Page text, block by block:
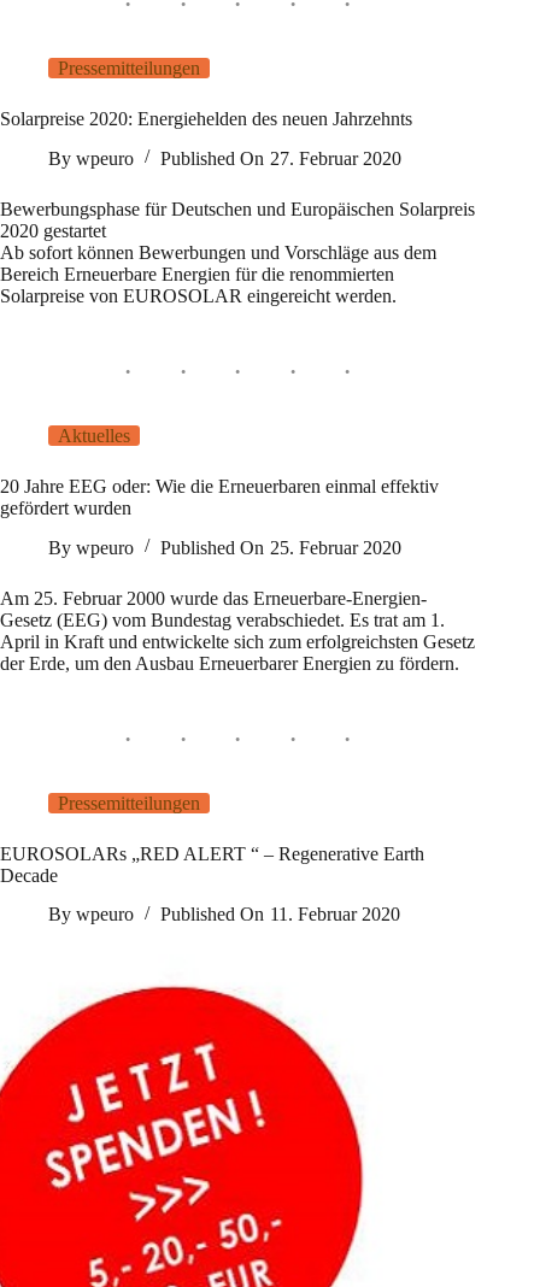
Pressemitteilungen
Solarpreise 2020: Energiehelden des neuen Jahrzehnts
By wpeuro Published On 27. Februar 2020
Bewerbungsphase für Deutschen und Europäischen Solarpreis
2020 gestartet
Ab sofort können Bewerbungen und Vorschläge aus dem
Bereich Erneuerbare Energien für die renommierten
Solarpreise von EUROSOLAR eingereicht werden.
Aktuelles
20 Jahre EEG oder: Wie die Erneuerbaren einmal effektiv
gefördert wurden
By wpeuro Published On 25. Februar 2020
Am 25. Februar 2000 wurde das Erneuerbare-Energien-
Gesetz (EEG) vom Bundestag verabschiedet. Es trat am 1.
April in Kraft und entwickelte sich zum erfolgreichsten Gesetz
der Erde, um den Ausbau Erneuerbarer Energien zu fördern.
Pressemitteilungen
EUROSOLARs „RED ALERT “ – Regenerative Earth
Decade
By wpeuro Published On 11. Februar 2020